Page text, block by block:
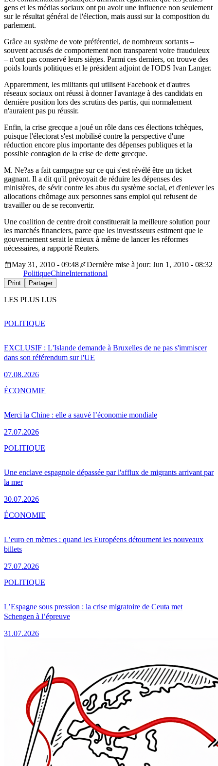
gens et les médias sociaux ont pu avoir une influence non seulement
sur le résultat général de l'élection, mais aussi sur la composition du
parlement.
Grâce au système de vote préférentiel, de nombreux sortants –
souvent accusés de comportement non transparent voire frauduleux
– n'ont pas conservé leurs sièges. Parmi ces derniers, on trouve des
poids lourds politiques et le président adjoint de l'ODS Ivan Langer.
Apparemment, les militants qui utilisent Facebook et d'autres
réseaux sociaux ont réussi à donner l'avantage à des candidats en
dernière position lors des scrutins des partis, qui normalement
n'auraient pas pu réussir.
Enfin, la crise grecque a joué un rôle dans ces élections tchèques,
puisque l'électorat s'est mobilisé contre la perspective d'une
réduction encore plus importante des dépenses publiques et la
possible contagion de la crise de dette grecque.
M. Ne?as a fait campagne sur ce qui s'est révélé être un ticket
gagnant. Il a dit qu'il prévoyait de réduire les dépenses des
ministères, de sévir contre les abus du système social, et d'enlever les
allocations chômage aux personnes sans emploi qui refusent de
travailler ou de se reconvertir.
Une coalition de centre droit constituerait la meilleure solution pour
les marchés financiers, parce que les investisseurs estiment que le
gouvernement serait le mieux à même de lancer les réformes
nécessaires, a rapporté Reuters.
May 31, 2010 - 09:48
Dernière mise à jour: Jun 1, 2010 - 08:32
PolitiqueChineInternational
Print Partager
LES PLUS LUS
EXCLUSIF : L'Islande demande à Bruxelles de ne pas s'immiscer
dans son référendum sur l'UE
07.08.2026
POLITIQUE
Merci la Chine : elle a sauvé l’économie mondiale
27.07.2026
ÉCONOMIE
Une enclave espagnole dépassée par l'afflux de migrants arrivant par
la mer
30.07.2026
POLITIQUE
L’euro en mèmes : quand les Européens détournent les nouveaux
billets
27.07.2026
ÉCONOMIE
L’Espagne sous pression : la crise migratoire de Ceuta met
Schengen à l’épreuve
31.07.2026
POLITIQUE